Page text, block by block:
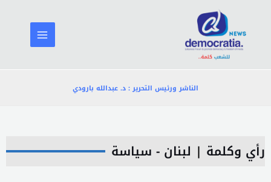
المحتوى
الناشر ورئيس التحرير : د. عبدالله بارودي
رأي وكلمة | لبنان - سياسة